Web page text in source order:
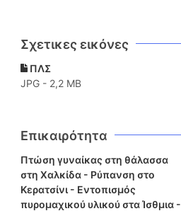
Σχετικες εικόνες
ΠΛΣ
JPG - 2,2 MB
Επικαιρότητα
Πτώση γυναίκας στη θάλασσα
στη Χαλκίδα - Ρύπανση στο
Κερατσίνι - Εντοπισμός
πυρομαχικού υλικού στα Ίσθμια -